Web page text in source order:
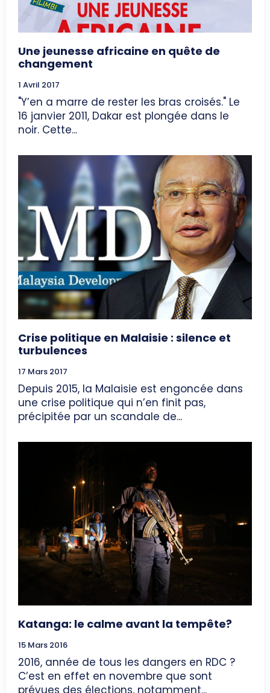
Une jeunesse africaine en quête de
changement
1 Avril 2017
"Y’en a marre de rester les bras croisés." Le
16 janvier 2011, Dakar est plongée dans le
noir. Cette...
Crise politique en Malaisie : silence et
turbulences
17 Mars 2017
Depuis 2015, la Malaisie est engoncée dans
une crise politique qui n’en finit pas,
précipitée par un scandale de...
Katanga: le calme avant la tempête?
15 Mars 2016
2016, année de tous les dangers en RDC ?
C’est en effet en novembre que sont